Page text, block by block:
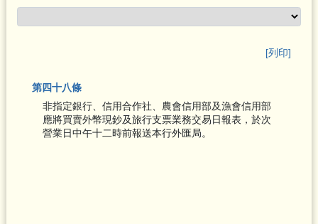
[列印]
第四十八條
非指定銀行、信用合作社、農會信用部及漁會信用部
應將買賣外幣現鈔及旅行支票業務交易日報表，於次
營業日中午十二時前報送本行外匯局。